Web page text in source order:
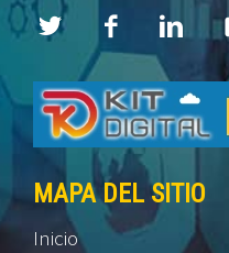
MAPA DEL SITIO
Inicio